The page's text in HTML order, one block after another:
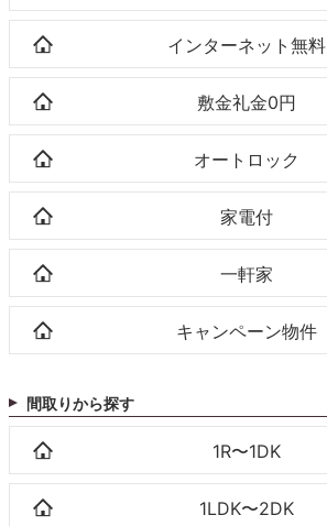
インターネット無料
敷金礼金0円
オートロック
家電付
一軒家
キャンペーン物件
間取りから探す
1R〜1DK
1LDK〜2DK